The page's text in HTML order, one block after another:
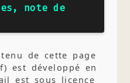
note de
de cette page
est développé en
est sous licence